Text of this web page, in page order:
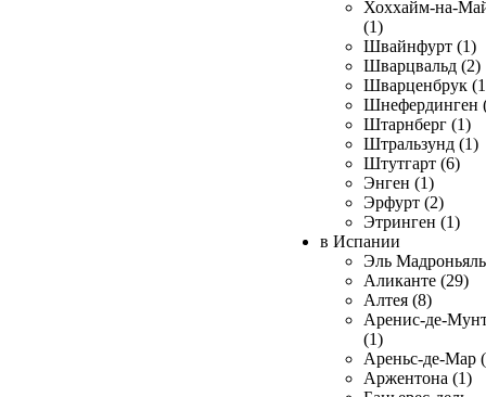
Хоххайм-на-
(1)
Швайнфурт (1)
Шварцвальд (2)
Шварценбрук
Шнефердинген
Штарнберг (1)
Штральзунд (1)
Штутгарт (6)
Энген (1)
Эрфурт (2)
Этринген (1)
в Испании
Эль
Аликанте (29)
Алтея (8)
Аренис-де-
(1)
Ареньс-де-Мар
Аржентона (1)